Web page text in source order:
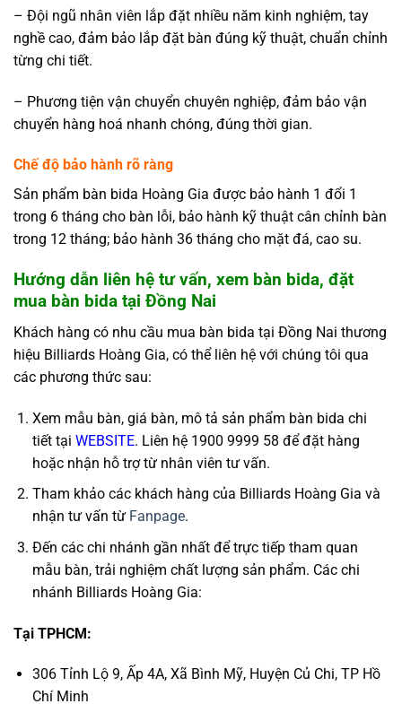
– Đội ngũ nhân viên lắp đặt nhiều năm kinh nghiệm, tay
nghề cao, đảm bảo lắp đặt bàn đúng kỹ thuật, chuẩn chỉnh
từng chi tiết.
– Phương tiện vận chuyển chuyên nghiệp, đảm bảo vận
chuyển hàng hoá nhanh chóng, đúng thời gian.
Chế độ bảo hành rõ ràng
Sản phẩm bàn bida Hoàng Gia được bảo hành 1 đổi 1
trong 6 tháng cho bàn lỗi, bảo hành kỹ thuật cân chỉnh bàn
trong 12 tháng; bảo hành 36 tháng cho mặt đá, cao su.
Hướng dẫn liên hệ tư vấn, xem bàn bida, đặt
mua bàn bida tại Đồng Nai
Khách hàng có nhu cầu mua bàn bida tại Đồng Nai thương
hiệu Billiards Hoàng Gia, có thể liên hệ với chúng tôi qua
các phương thức sau:
Xem mẫu bàn, giá bàn, mô tả sản phẩm bàn bida chi
tiết tại WEBSITE. Liên hệ 1900 9999 58 để đặt hàng
hoặc nhận hỗ trợ từ nhân viên tư vấn.
Tham khảo các khách hàng của Billiards Hoàng Gia và
nhận tư vấn từ Fanpage.
Đến các chi nhánh gần nhất để trực tiếp tham quan
mẫu bàn, trải nghiệm chất lượng sản phẩm. Các chi
nhánh Billiards Hoàng Gia:
Tại TPHCM:
306 Tỉnh Lộ 9, Ấp 4A, Xã Bình Mỹ, Huyện Củ Chi, TP Hồ
Chí Minh